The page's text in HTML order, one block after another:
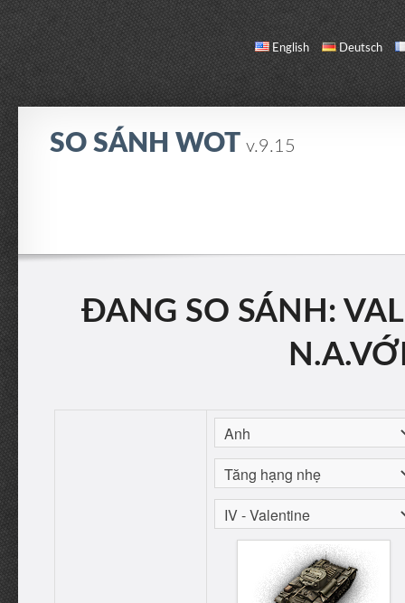
English Deutsch
SO SÁNH WOT v.9.15
ĐANG SO SÁNH: